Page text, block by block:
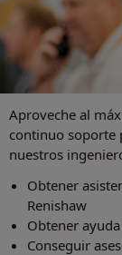
Aproveche al
continuo soporte
nuestros
Obtener
Renishaw
Obtener
Conseguir